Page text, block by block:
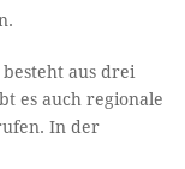
aus drei
es auch regionale
In der